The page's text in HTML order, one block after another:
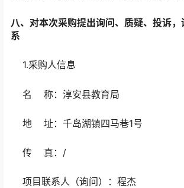
八、对本次采购提出询问、质疑、投诉
系
1.采购人信息
名 称：淳安县教育局
地 址：千岛湖镇四马巷1号
传 真：/
项目联系人（询问）：程杰